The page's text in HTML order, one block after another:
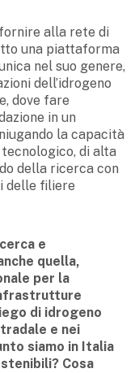
alla rete di
una piattaforma
nel suo genere,
dell’idrogeno
dove fare
in un
la capacità
di alta
della ricerca con
delle filiere
e
quella,
per la
di idrogeno
e nei
siamo in Italia
Cosa